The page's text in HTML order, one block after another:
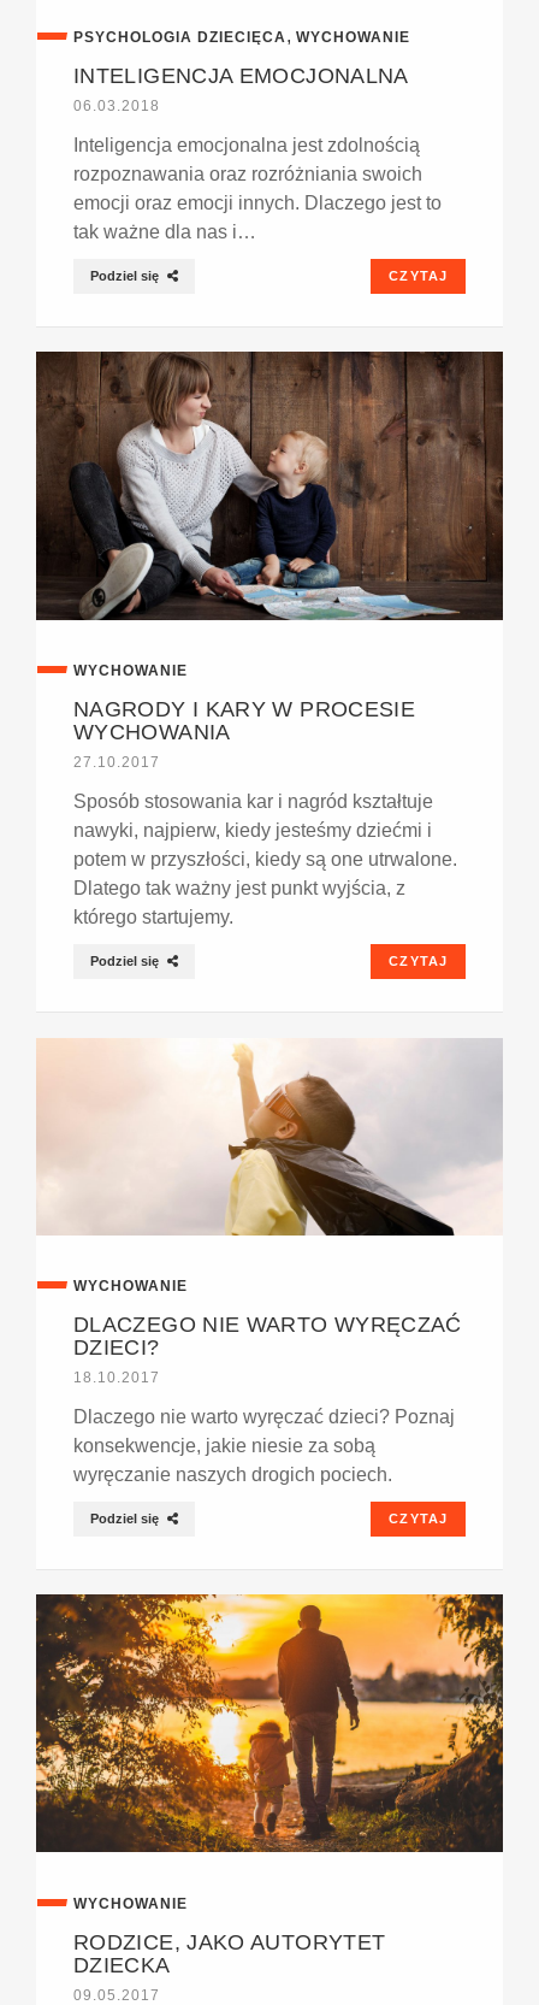
PSYCHOLOGIA DZIECIĘCA,WYCHOWANIE
INTELIGENCJA EMOCJONALNA
06.03.2018
Inteligencja emocjonalna jest zdolnością
rozpoznawania oraz rozróżniania swoich
emocji oraz emocji innych. Dlaczego jest to
tak ważne dla nas i…
Podziel się CZYTAJ
WYCHOWANIE
NAGRODY I KARY W PROCESIE
WYCHOWANIA
27.10.2017
Sposób stosowania kar i nagród kształtuje
nawyki, najpierw, kiedy jesteśmy dziećmi i
potem w przyszłości, kiedy są one utrwalone.
Dlatego tak ważny jest punkt wyjścia, z
którego startujemy.
Podziel się CZYTAJ
WYCHOWANIE
DLACZEGO NIE WARTO WYRĘCZAĆ
DZIECI?
18.10.2017
Dlaczego nie warto wyręczać dzieci? Poznaj
konsekwencje, jakie niesie za sobą
wyręczanie naszych drogich pociech.
Podziel się CZYTAJ
WYCHOWANIE
RODZICE, JAKO AUTORYTET
DZIECKA
09.05.2017